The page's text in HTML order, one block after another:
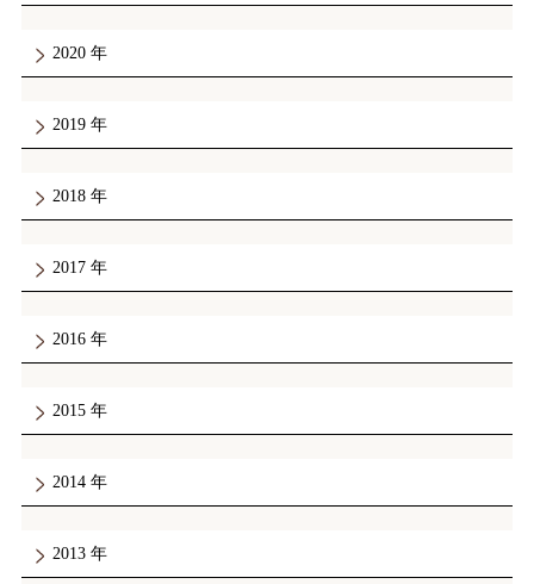
2020
2019
2018
2017
2016
2015
2014
2013